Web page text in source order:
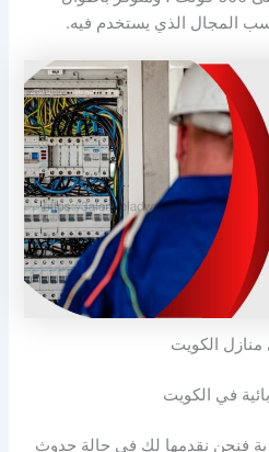
المجال الذي يستخدم فيه.
منازل الكويت
في الكويت
فنحن نقدمها لك في حالة حدوث